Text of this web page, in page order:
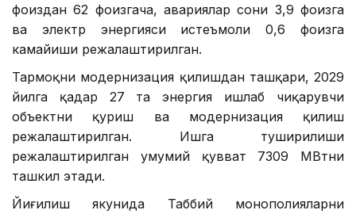
фоиздан 62 фоизгача, авариялар сони 3,9 фоизга
ва электр энергияси истеъмоли 0,6 фоизга
камайиши режалаштирилган.
Тармоқни модернизация қилишдан ташқари, 2029
йилга қадар 27 та энергия ишлаб чиқарувчи
объектни қуриш ва модернизация қилиш
режалаштирилган. Ишга туширилиши
режалаштирилган умумий қувват 7309 МВтни
ташкил этади.
Йиғилиш якунида Таббий монополияларни